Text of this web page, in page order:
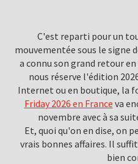
C'est reparti pour un
mouvementée sous le signe
a connu son grand retour
nous réserve l'édition
Internet ou en boutique, la
Friday 2026 en France va
novembre avec à sa
Et, quoi qu'on en dise, on
vrais bonnes affaires. Il
bien